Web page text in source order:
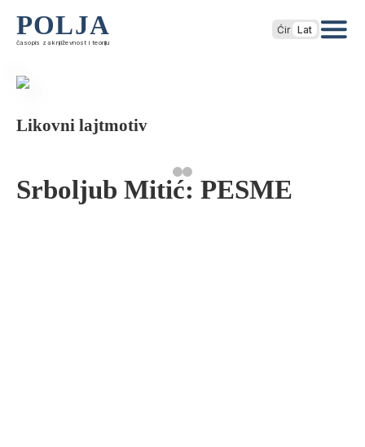
POLJA
časopis za književnost i teoriju
Ćir Lat
Likovni lajtmotiv
Srboljub Mitić: PESME